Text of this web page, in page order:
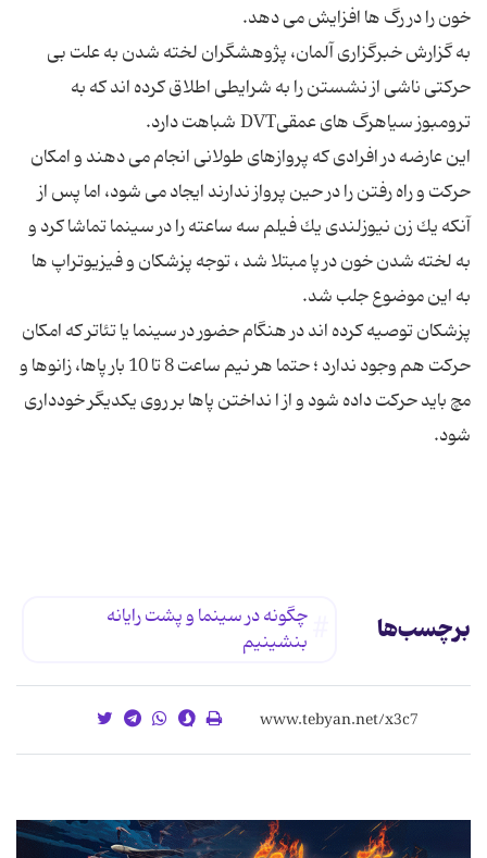
به گزارش خبرگزاری آلمان، پژوهشگران لخته شدن به علت بی
حركتی ناشی از نشستن را به شرایطی اطلاق كرده اند كه به
این عارضه در افرادی كه پروازهای طولانی انجام می دهند و امكان
حركت و راه رفتن را در حین پرواز ندارند ایجاد می شود، اما پس از
آنكه یك زن نیوزلندی یك فیلم سه ساعته را در سینما تماشا كرد و
به لخته شدن خون در پا مبتلا شد ، توجه پزشكان و فیزیوتراپ ها
پزشكان توصیه كرده اند در هنگام حضور در سینما یا تئاتر كه امكان
حركت هم وجود ندارد ؛ حتما هر نیم ساعت 8 تا 10 بار پاها، زانوها و
مچ باید حركت داده شود و از ا نداختن پاها بر روی یكدیگر خودداری
برچسب‌ها
چگونه در سینما و پشت رایانه
بنشینیم